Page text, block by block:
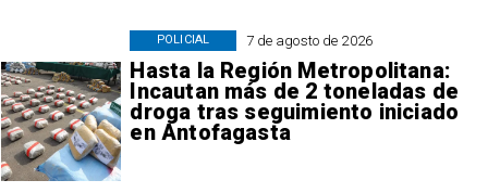
7 de agosto de 2026
Hasta la Región Metropolitana:
Incautan más de 2 toneladas de
droga tras seguimiento iniciado
en Antofagasta
POLICIAL